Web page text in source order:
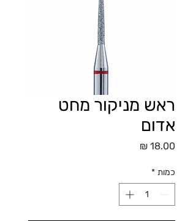
ראש מניקור מחט
אדום
כמות *